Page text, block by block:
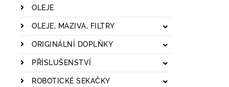
OLEJE
OLEJE, MAZIVA, FILTRY
ORIGINÁLNÍ DOPLŇKY
PŘÍSLUŠENSTVÍ
ROBOTICKÉ SEKAČKY